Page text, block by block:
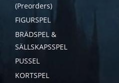
(Preorders)
FIGURSPEL
BRÄDSPEL &
SÄLLSKAPSSPEL
PUSSEL
KORTSPEL